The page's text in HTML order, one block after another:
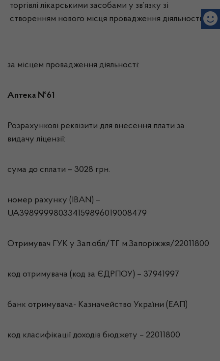
торгівлі лікарськими засобами у зв’язку зі
створенням нового місця провадження діяльності
за місцем провадження діяльності:
Аптека №61
Розрахункові реквізити для внесення плати за
видачу ліцензії:
сума до сплати – 3028 грн.
номер рахунку (IBAN) –
UA398999980334159896019008479
Отримувач ГУК у Зап.обл/ТГ м.Запорiжжя/22011800
код отримувача (код за ЄДРПОУ) – 37941997
банк отримувача- Казначейство України (ЕАП)
код класифікації доходів бюджету – 22011800